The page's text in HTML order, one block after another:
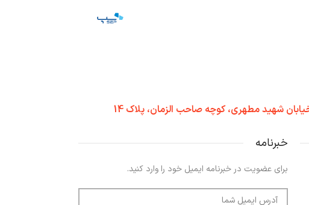
شهید مطهری، کوچه صاحب الزمان، پلاک 14
خبرنامه
برای عضویت در خبرنامه ایمیل خود را وارد کنید.